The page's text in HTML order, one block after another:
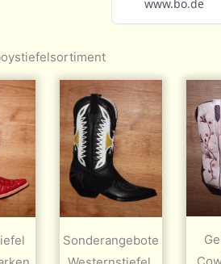
www.bo.de
Sonderangebote